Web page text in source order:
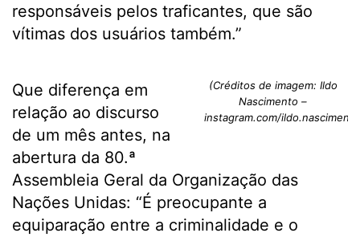
responsáveis pelos traficantes, que são
vítimas dos usuários também.”
(Créditos de imagem: Ildo
Nascimento –
instagram.com/
Que diferença em
relação ao discurso
de um mês antes, na
abertura da 80.ª
Assembleia Geral da Organização das
Nações Unidas: “É preocupante a
equiparação entre a criminalidade e o